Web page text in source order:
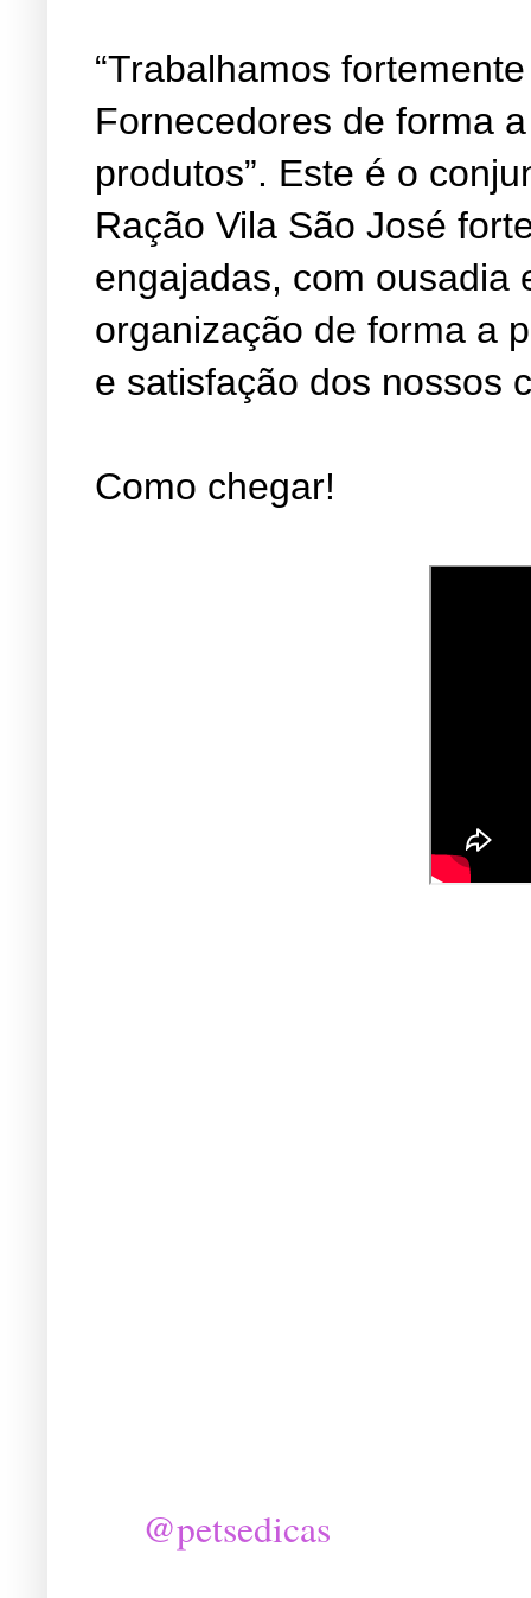
“Trabalhamos
Fornecedores de forma
produtos”. Este é o
Ração Vila São José
engajadas, com ousadia
organização de forma a
e satisfação dos nossos
Como chegar!
@petsedicas